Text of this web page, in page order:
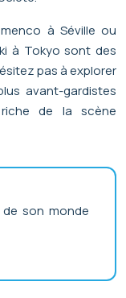
à Séville ou
à Tokyo sont des
pas à explorer
avant-gardistes
de la scène
de son monde